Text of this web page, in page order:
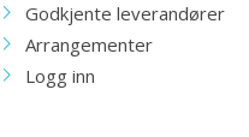
Godkjente leverandører
Arrangementer
Logg inn